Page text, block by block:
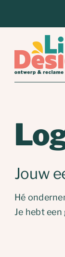
Jouw
Hé
Je hebt